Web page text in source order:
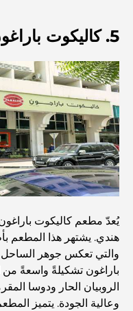
أفضل شركات نقل
نخلة جبل علي مقابل
العقارات الأذكياء
اكتشف جزيرة القمر
استكشاف المواقع
أفضل 7 مطاعم في خور دبي لتناول الطعام فيها
أفضل المدارس في دبي
5. كاليكوت باراغون
يُعدّ مطعم كاليكوت
هندي. يشتهر هذا المطعم
والتي تعكس جوهر الساحل
باراغون تشكيلةً واسعةً من
الروبيان الحار ودوسا
وعالية الجودة. يتميز